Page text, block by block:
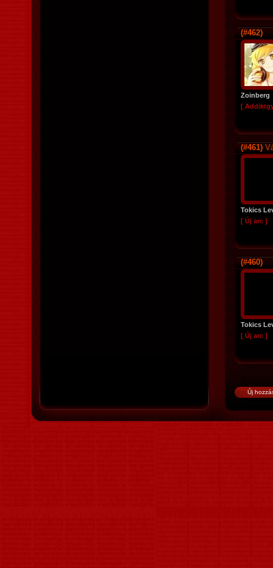
(#462)
Zoinberg
[
(#461)
Tokics
[ Új arc ]
(#460)
Tokics
[ Új arc ]